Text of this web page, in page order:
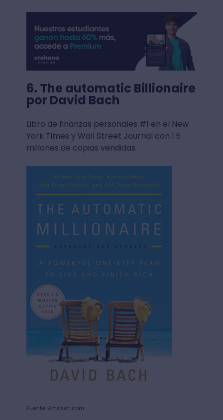
6. The automatic Billionaire
por David Bach
Libro de finanzas personales #1 en el New
York Times y Wall Street Journal con 1.5
millones de copias vendidas.
Fuente: Amazon.com